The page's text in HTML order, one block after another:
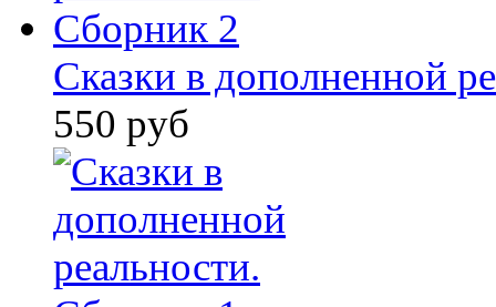
Сказки в дополненной
550 руб